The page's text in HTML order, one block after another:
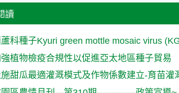
讀
科種子Kyuri green mottle mosaic virus
植物檢疫合規性以促進亞太地區種子貿易
甜瓜最適灌溉模式及作物係數建立-育苗灌